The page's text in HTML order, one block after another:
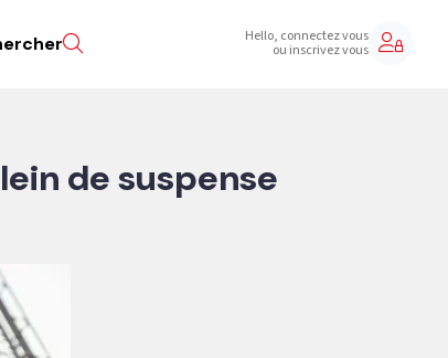
Hello, connectez vous
ou inscrivez vous
de suspense